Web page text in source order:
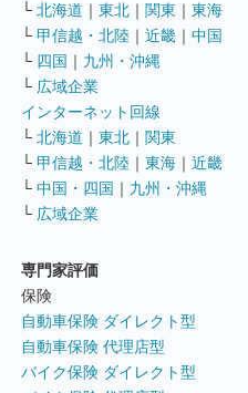
└ 北海道 ｜ 東北 ｜ 関東 ｜ 東海
└ 甲信越・北陸 ｜ 近畿 ｜ 中国
└ 四国 ｜ 九州・沖縄
└ 広域企業
インターネット回線
└ 北海道 ｜ 東北 ｜ 関東
└ 甲信越・北陸 ｜ 東海 ｜ 近畿
└ 中国・四国 ｜ 九州・沖縄
└ 広域企業
専門家評価
保険
自動車保険 ダイレクト型
自動車保険 代理店型
バイク保険 ダイレクト型